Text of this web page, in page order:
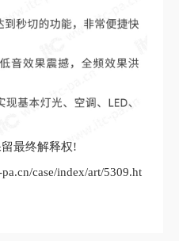
最终解释权!
case/index/art/5309.ht